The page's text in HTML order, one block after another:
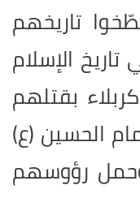
تاريخهم
الإسلام
بقتلهم
الحسين (ع)
رؤوسهم